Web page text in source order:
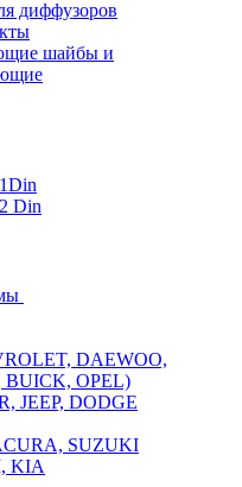
диффузоров
шайбы и
Din
DAEWOO,
BUICK, OPEL)
JEEP, DODGE
SUZUKI
KIA